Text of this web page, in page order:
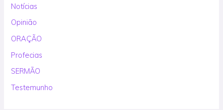
Notícias
Opinião
ORAÇÃO
Profecias
SERMÃO
Testemunho